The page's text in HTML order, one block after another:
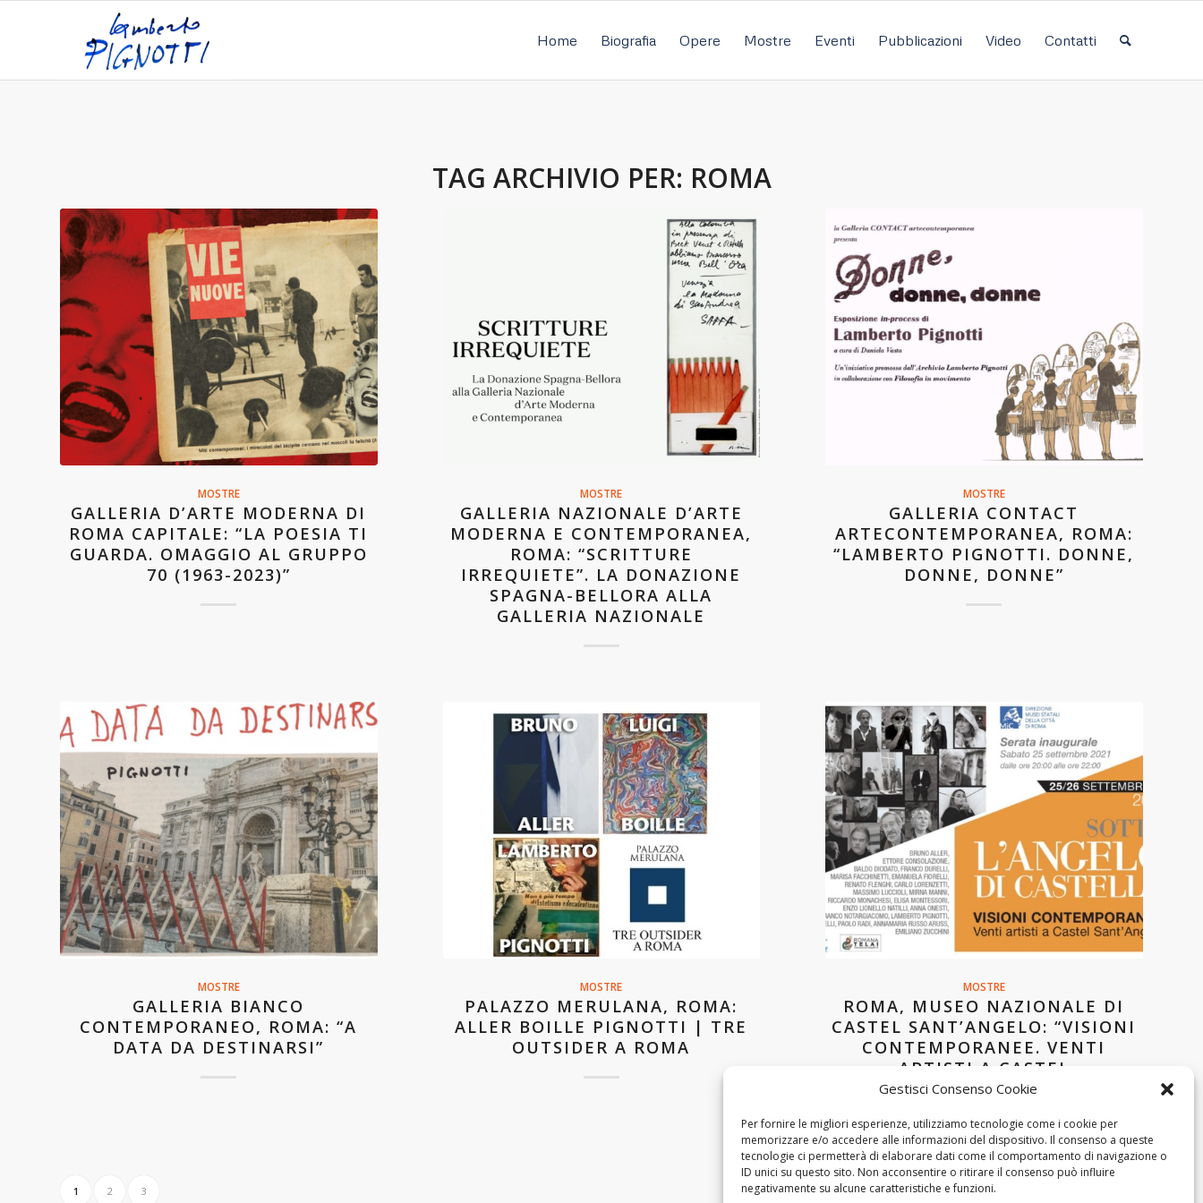
Gestisci Consenso Cookie
Per fornire le migliori esperienze, utilizziamo tecnologie come i cookie per
memorizzare e/o accedere alle informazioni del dispositivo. Il consenso a queste
tecnologie ci permetterà di elaborare dati come il comportamento di navigazione o
ID unici su questo sito. Non acconsentire o ritirare il consenso può influire
negativamente su alcune caratteristiche e funzioni.
Home Biografia Opere Mostre Eventi Pubblicazioni Video Contatti
TAG ARCHIVIO PER: ROMA
MOSTRE
GALLERIA D’ARTE MODERNA DI
ROMA CAPITALE: “LA POESIA TI
GUARDA. OMAGGIO AL GRUPPO
70 (1963-2023)”
MOSTRE
GALLERIA NAZIONALE D’ARTE
MODERNA E CONTEMPORANEA,
ROMA: “SCRITTURE
IRREQUIETE”. LA DONAZIONE
SPAGNA-BELLORA ALLA
GALLERIA NAZIONALE
MOSTRE
GALLERIA CONTACT
ARTECONTEMPORANEA, ROMA:
“LAMBERTO PIGNOTTI. DONNE,
DONNE, DONNE”
MOSTRE
GALLERIA BIANCO
CONTEMPORANEO, ROMA: “A
DATA DA DESTINARSI”
MOSTRE
PALAZZO MERULANA, ROMA:
ALLER BOILLE PIGNOTTI | TRE
OUTSIDER A ROMA
MOSTRE
ROMA, MUSEO NAZIONALE DI
CASTEL SANT’ANGELO: “VISIONI
CONTEMPORANEE. VENTI
ARTISTI A CASTEL
SANT’ANGELO”
1 2 3